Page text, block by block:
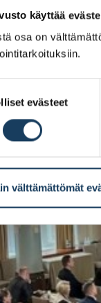
käyttää
osa on
evästeet
välttämättömät